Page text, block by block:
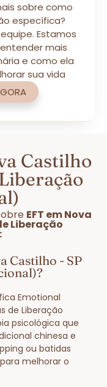
sobre como
específica?
Estamos
mais
e como ela
sua vida
Castilho
EFT em Nova
Liberação
Castilho - SP
Emotional
de Liberação
psicológica que
chinesa e
ou batidas
melhorar o